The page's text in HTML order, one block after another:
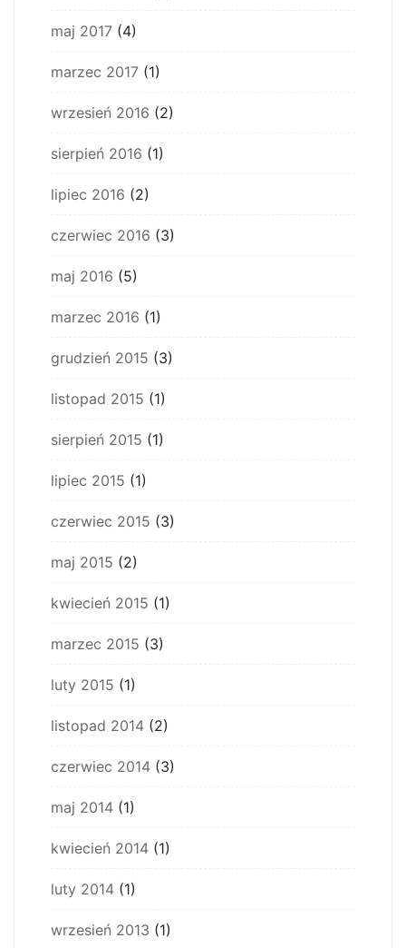
maj 2017 (4)
marzec 2017 (1)
wrzesień 2016 (2)
sierpień 2016 (1)
lipiec 2016 (2)
czerwiec 2016 (3)
maj 2016 (5)
marzec 2016 (1)
grudzień 2015 (3)
listopad 2015 (1)
sierpień 2015 (1)
lipiec 2015 (1)
czerwiec 2015 (3)
maj 2015 (2)
kwiecień 2015 (1)
marzec 2015 (3)
luty 2015 (1)
listopad 2014 (2)
czerwiec 2014 (3)
maj 2014 (1)
kwiecień 2014 (1)
luty 2014 (1)
wrzesień 2013 (1)